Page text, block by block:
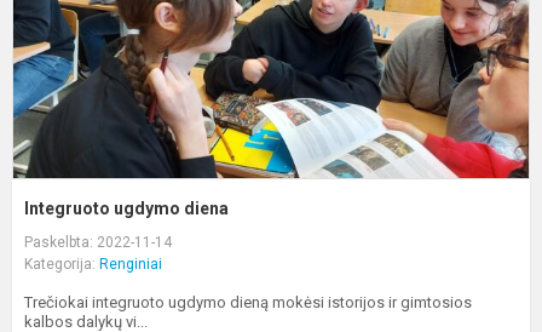
Integruoto ugdymo diena
Paskelbta: 2022-11-14
Kategorija: Renginiai
Trečiokai integruoto ugdymo dieną mokėsi istorijos ir gimtosios
kalbos dalykų vi...